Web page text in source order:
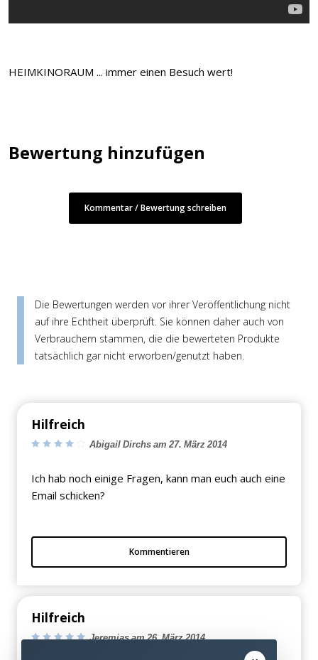
HEIMKINORAUM ... immer einen Besuch wert!
Bewertung hinzufügen
Kommentar / Bewertung schreiben
Die Bewertungen werden vor ihrer Veröffentlichung nicht
auf ihre Echtheit überprüft. Sie können daher auch von
Verbrauchern stammen, die die bewerteten Produkte
tatsächlich gar nicht erworben/genutzt haben.
Hilfreich
Abigail Dirchs am 27. März 2014
Ich hab noch einige Fragen, kann man euch auch eine
Email schicken?
Kommentieren
Hilfreich
Jeremias am 26. März 2014